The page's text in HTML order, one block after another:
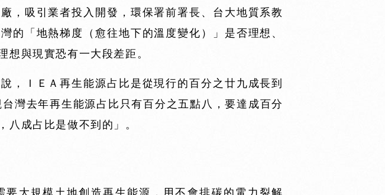
，吸引業者投入開發，環保署前署長、台大地質系教
的「地熱梯度（愈往地下的溫度變化）」是否理想、
想與現實恐有一大段差距。
，ＩＥＡ再生能源占比是從現行的百分之廿九成長到
灣去年再生能源占比只有百分之五點八，要達成百分
八成占比是做不到的」。